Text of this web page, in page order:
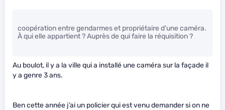
coopération entre gendarmes et propriétaire d’une caméra.
À qui elle appartient ? Auprès de qui faire la réquisition ?
Au boulot, il y a la ville qui a installé une caméra sur la façade il
y a genre 3 ans.
Ben cette année j’ai un policier qui est venu demander si on ne